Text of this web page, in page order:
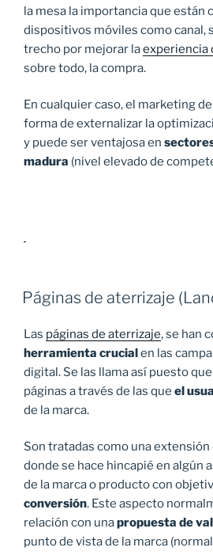
la mesa la importancia que están
dispositivos móviles como canal,
trecho por mejorar laexperiencia
sobre todo, la compra.
En cualquier caso, el marketing
forma de externalizar la
y puede ser ventajosa en
madura (nivel elevado de
Páginas de aterrizaje
Las páginas de aterrizaje, se han
herramienta crucialen las
digital. Se las llama así puesto
páginas a través de las que el
de la marca.
Son tratadas como una extensión
donde se hace hincapié en algún
de la marca o producto con
conversión. Este aspecto
relación con unapropuesta de
punto de vista de la marca